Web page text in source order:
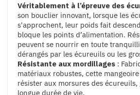
Véritablement à l’épreuve des
son bouclier innovant, lorsque les
s'approchent, leur poids fait
bloque les points d’alimentation.
peuvent se nourrir en toute
dérangés par les écureuils ou les
Résistante aux mordillages :
matériaux robustes, cette
résister aux morsures des
longue durée de vie.